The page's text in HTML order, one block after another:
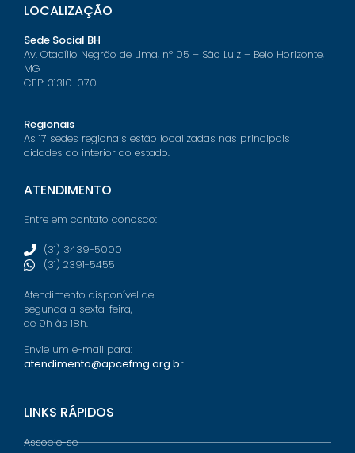
LOCALIZAÇÃO
Sede Social BH
Av. Otacílio Negrão de Lima, nº 05 – São Luiz – Belo Horizonte,
MG
CEP: 31310-070
Regionais
As 17 sedes regionais estão localizadas nas principais
cidades do interior do estado.
ATENDIMENTO
Entre em contato conosco:
(31) 3439-5000
(31) 2391-5455
Atendimento disponível de
segunda a sexta-feira,
de 9h às 18h.
Envie um e-mail para:
atendimento@apcefmg.org.br
LINKS RÁPIDOS
Associe-se